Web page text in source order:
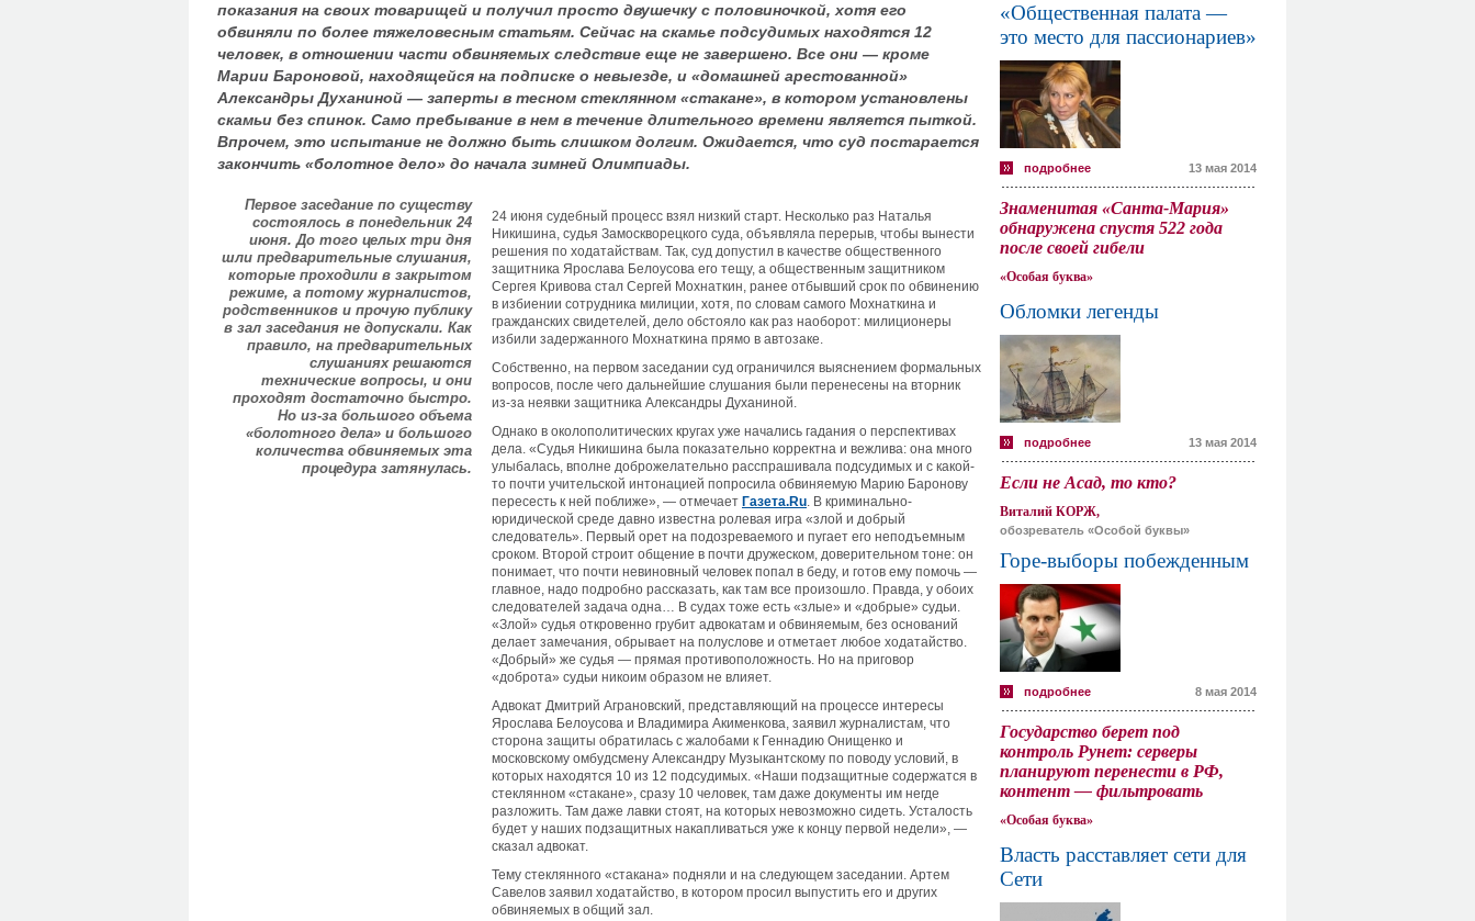
показания на своих товарищей и получил просто двушечку с половиночкой, хотя его
обвиняли по более тяжеловесным статьям. Сейчас на скамье подсудимых находятся 12
человек, в отношении части обвиняемых следствие еще не завершено. Все они — кроме
Марии Бароновой, находящейся на подписке о невыезде, и «домашней арестованной»
Александры Духаниной — заперты в тесном стеклянном «стакане», в котором установлены
скамьи без спинок. Само пребывание в нем в течение длительного времени является пыткой.
Впрочем, это испытание не должно быть слишком долгим. Ожидается, что суд постарается
закончить «болотное дело» до начала зимней Олимпиады.
Первое заседание по существу
состоялось в понедельник 24
июня. До того целых три дня
шли предварительные слушания,
которые проходили в закрытом
режиме, а потому журналистов,
родственников и прочую публику
в зал заседания не допускали. Как
правило, на предварительных
слушаниях решаются
технические вопросы, и они
проходят достаточно быстро.
Но из-за большого объема
«болотного дела» и большого
количества обвиняемых эта
процедура затянулась.
24 июня судебный процесс взял низкий старт. Несколько раз Наталья
Никишина, судья Замоскворецкого суда, объявляла перерыв, чтобы вынести
решения по ходатайствам. Так, суд допустил в качестве общественного
защитника Ярослава Белоусова его тещу, а общественным защитником
Сергея Кривова стал Сергей Мохнаткин, ранее отбывший срок по обвинению
в избиении сотрудника милиции, хотя, по словам самого Мохнаткина и
гражданских свидетелей, дело обстояло как раз наоборот: милиционеры
избили задержанного Мохнаткина прямо в автозаке.
Собственно, на первом заседании суд ограничился выяснением формальных
вопросов, после чего дальнейшие слушания были перенесены на вторник
из-за неявки защитника Александры Духаниной.
Однако в околополитических кругах уже начались гадания о перспективах
дела. «Судья Никишина была показательно корректна и вежлива: она много
улыбалась, вполне доброжелательно расспрашивала подсудимых и с какой-
то почти учительской интонацией попросила обвиняемую Марию Баронову
пересесть к ней поближе», — отмечает Газета.Ru. В криминально-
юридической среде давно известна ролевая игра «злой и добрый
следователь». Первый орет на подозреваемого и пугает его неподъемным
сроком. Второй строит общение в почти дружеском, доверительном тоне: он
понимает, что почти невиновный человек попал в беду, и готов ему помочь —
главное, надо подробно рассказать, как там все произошло. Правда, у обоих
следователей задача одна… В судах тоже есть «злые» и «добрые» судьи.
«Злой» судья откровенно грубит адвокатам и обвиняемым, без оснований
делает замечания, обрывает на полуслове и отметает любое ходатайство.
«Добрый» же судья — прямая противоположность. Но на приговор
«доброта» судьи никоим образом не влияет.
Адвокат Дмитрий Аграновский, представляющий на процессе интересы
Ярослава Белоусова и Владимира Акименкова, заявил журналистам, что
сторона защиты обратилась с жалобами к Геннадию Онищенко и
московскому омбудсмену Александру Музыкантскому по поводу условий, в
которых находятся 10 из 12 подсудимых. «Наши подзащитные содержатся в
стеклянном «стакане», сразу 10 человек, там даже документы им негде
разложить. Там даже лавки стоят, на которых невозможно сидеть. Усталость
будет у наших подзащитных накапливаться уже к концу первой недели», —
сказал адвокат.
Тему стеклянного «стакана» подняли и на следующем заседании. Артем
Савелов заявил ходатайство, в котором просил выпустить его и других
обвиняемых в общий зал.
«Общественная палата —
это место для пассионариев»
подробнее 13 мая 2014
Знаменитая «Санта-Мария»
обнаружена спустя 522 года
после своей гибели
«Особая буква»
Обломки легенды
подробнее 13 мая 2014
Если не Асад, то кто?
Виталий КОРЖ,
обозреватель «Особой буквы»
Горе-выборы побежденным
подробнее 8 мая 2014
Государство берет под
контроль Рунет: серверы
планируют перенести в РФ,
контент — фильтровать
«Особая буква»
Власть расставляет сети для
Сети